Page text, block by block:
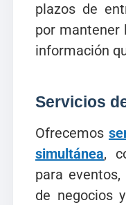
plazos de
por mantener
información
Servicios
Ofrecemos
simultánea,
para
de negocios